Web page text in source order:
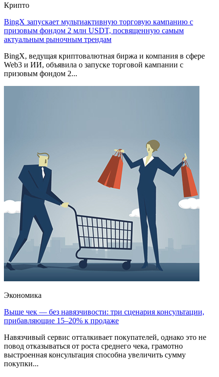
Крипто
BingX запускает мультиактивную торговую кампанию с
призовым фондом 2 млн USDT, посвященную самым
актуальным рыночным трендам
BingX, ведущая криптовалютная биржа и компания в сфере
Web3 и ИИ, объявила о запуске торговой кампании с
призовым фондом 2...
Экономика
Выше чек — без навязчивости: три сценария консультации,
прибавляющие 15–20% к продаже
Навязчивый сервис отталкивает покупателей, однако это не
повод отказываться от роста среднего чека, грамотно
выстроенная консультация способна увеличить сумму
покупки...